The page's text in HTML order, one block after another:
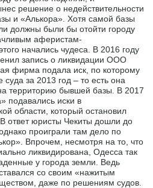
решение о недействительности
и «Алькора». Хотя самой базы
должны были бы отойти городу
аферистам-
начались чудеса. В 2016 году
запись о ликвидации ООО
фирма подала иск, по которому
за 2013 год – то есть она
территорию бывшей базы. В 2017
подавались иски в
области, который остановил
ответ юристы Чекиты дошли до
проиграли там дело по
Впрочем, несмотря на то, что
ликвидирована, Одесса так
у города земли. Ведь
со своим «нажитым
даже по решениям судов.